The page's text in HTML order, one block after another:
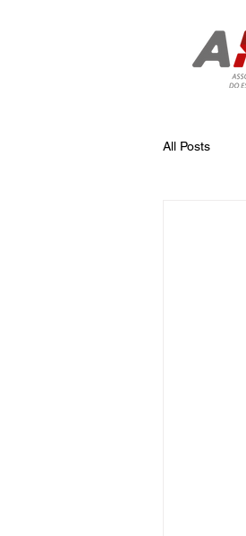
All Posts